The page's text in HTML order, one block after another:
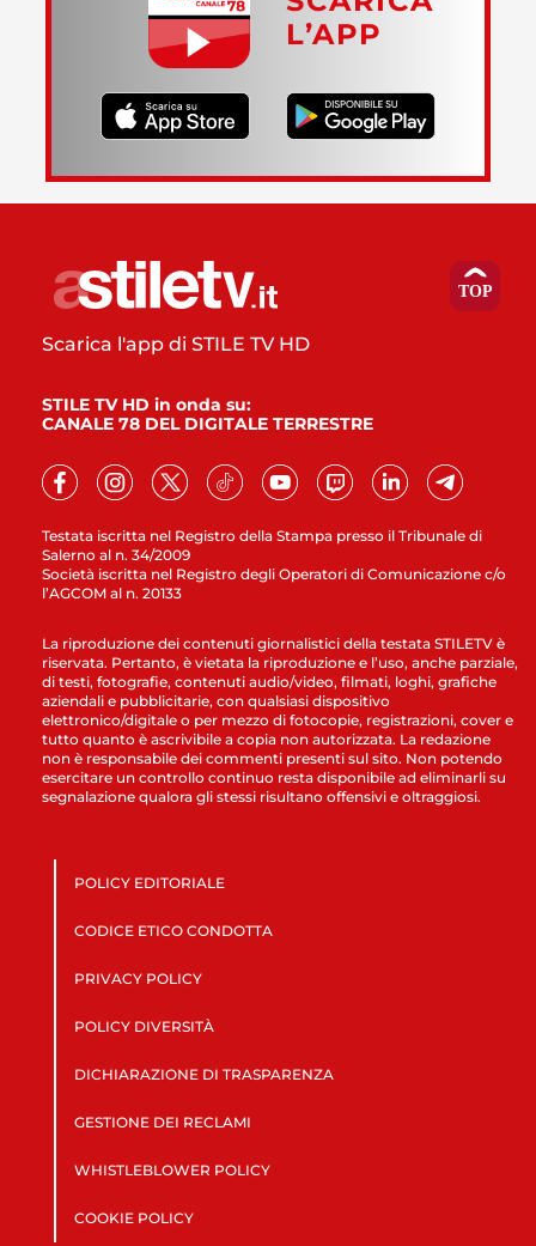
L’APP
Testata iscritta nel Registro della Stampa presso il Tribunale di
Salerno al n. 34/2009
Società iscritta nel Registro degli Operatori di Comunicazione c/o
l’AGCOM al n. 20133
Scarica l'app di STILE TV HD
STILE TV HD in onda su:
CANALE 78 DEL DIGITALE TERRESTRE
La riproduzione dei contenuti giornalistici della testata STILETV è
riservata. Pertanto, è vietata la riproduzione e l’uso, anche parziale,
di testi, fotografie, contenuti audio/video, filmati, loghi, grafiche
aziendali e pubblicitarie, con qualsiasi dispositivo
elettronico/digitale o per mezzo di fotocopie, registrazioni, cover e
tutto quanto è ascrivibile a copia non autorizzata. La redazione
non è responsabile dei commenti presenti sul sito. Non potendo
esercitare un controllo continuo resta disponibile ad eliminarli su
segnalazione qualora gli stessi risultano offensivi e oltraggiosi.
POLICY EDITORIALE
CODICE ETICO CONDOTTA
PRIVACY POLICY
POLICY DIVERSITÀ
DICHIARAZIONE DI TRASPARENZA
GESTIONE DEI RECLAMI
WHISTLEBLOWER POLICY
COOKIE POLICY